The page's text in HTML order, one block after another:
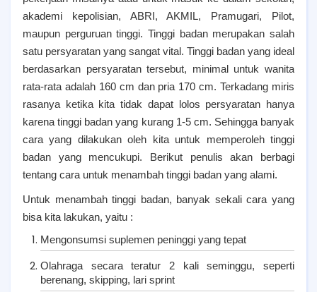
akademi kepolisian, ABRI, AKMIL, Pramugari, Pilot,
maupun perguruan tinggi. Tinggi badan merupakan salah
satu persyaratan yang sangat vital. Tinggi badan yang ideal
berdasarkan persyaratan tersebut, minimal untuk wanita
rata-rata adalah 160 cm dan pria 170 cm. Terkadang miris
rasanya ketika kita tidak dapat lolos persyaratan hanya
karena tinggi badan yang kurang 1-5 cm. Sehingga banyak
cara yang dilakukan oleh kita untuk memperoleh tinggi
badan yang mencukupi. Berikut penulis akan berbagi
tentang cara untuk menambah tinggi badan yang alami.
Untuk menambah tinggi badan, banyak sekali cara yang
bisa kita lakukan, yaitu :
Mengonsumsi suplemen peninggi yang tepat
Olahraga secara teratur 2 kali seminggu, seperti
berenang, skipping, lari sprint